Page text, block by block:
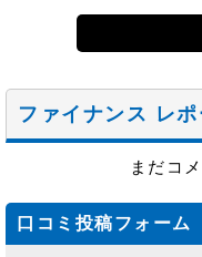
ファイナンス レ
まだコ
口コミ投稿フォーム